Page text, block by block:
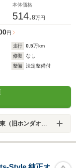
本体価格
514.8万円
円
走行 0.5万km
修復
なし
整備
法定整備付
ートテラス栗東）